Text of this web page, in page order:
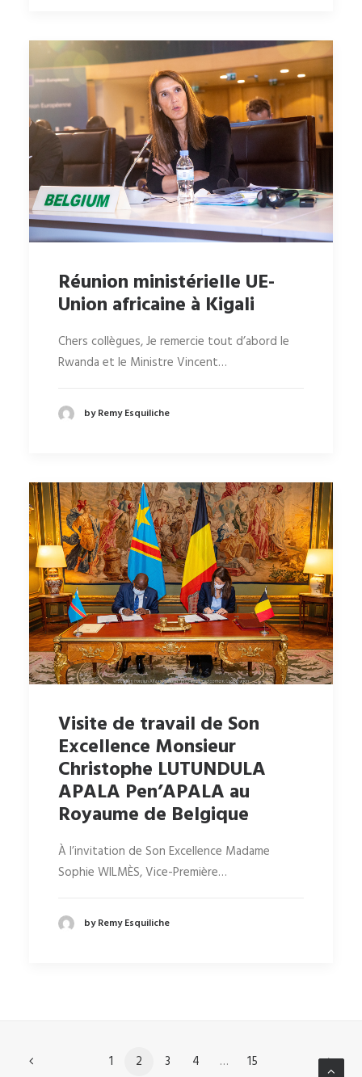
Réunion ministérielle UE-
Union africaine à Kigali
Chers collègues, Je remercie tout d’abord le
Rwanda et le Ministre Vincent…
by Remy Esquiliche
Visite de travail de Son
Excellence Monsieur
Christophe LUTUNDULA
APALA Pen’APALA au
Royaume de Belgique
À l’invitation de Son Excellence Madame
Sophie WILMÈS, Vice-Première…
by Remy Esquiliche
1 2 3 4 … 15